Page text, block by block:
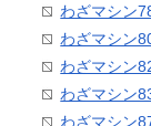
わざマシン
わざマシン
わざマシン
わざマシン
わざマシン